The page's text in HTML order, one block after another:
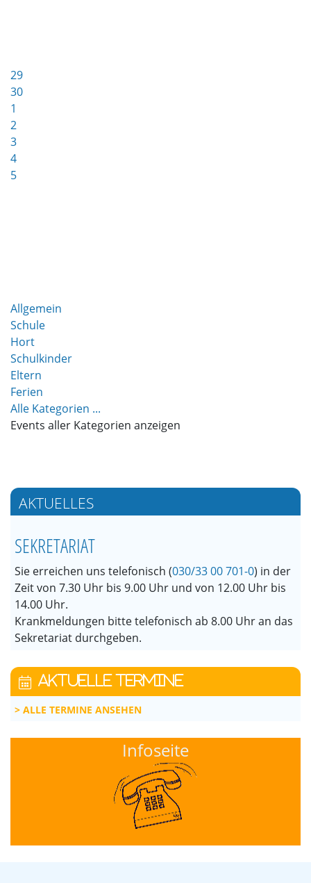
29
30
1
2
3
4
5
Allgemein
Schule
Hort
Schulkinder
Eltern
Ferien
Alle Kategorien ...
Events aller Kategorien anzeigen
AKTUELLES
SEKRETARIAT
Sie erreichen uns telefonisch (030/33 00 701-0) in der
Zeit von 7.30 Uhr bis 9.00 Uhr und von 12.00 Uhr bis
14.00 Uhr.
Krankmeldungen bitte telefonisch ab 8.00 Uhr an das
Sekretariat durchgeben.
AKTUELLE TERMINE
ALLE TERMINE ANSEHEN
Infoseite